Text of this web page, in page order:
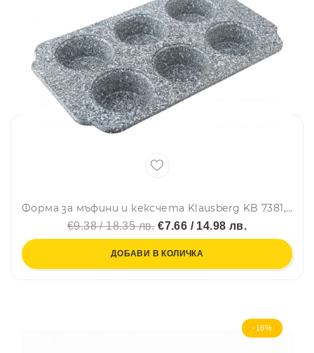
Форма за мъфини и кексчета Klausberg KB 7381, 6 гнезда, Стомана, Сив
€9.38 / 18.35 лв.€7.66 / 14.98 лв.
ДОБАВИ В КОЛИЧКА
-18%